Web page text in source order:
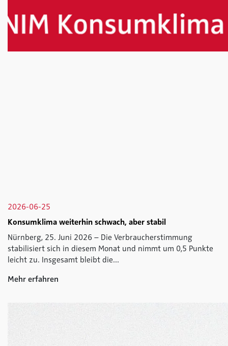
2026-06-25
Konsumklima weiterhin schwach, aber stabil
Nürnberg, 25. Juni 2026 – Die Verbraucherstimmung
stabilisiert sich in diesem Monat und nimmt um 0,5 Punkte
leicht zu. Insgesamt bleibt die...
Mehr erfahren